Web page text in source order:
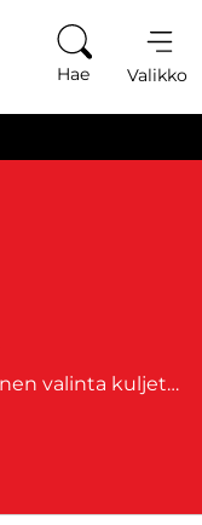
Hae Valikko
Lexus IS vaihtoautot ovat täydellinen valinta kuljettajille, jotka arvostavat sporttista suorituskykyä ja ylellistä ajokokemusta. Tämä tyylikäs sedan on tunnettu dynaamisesta muotoilustaan ja hienostuneista yksityiskohdistaan, jotka korostavat sen urheilullista luonnetta. Lexus IS vaihtoautot yhdistävät huippuluokan ajomukavuuden, laadukkaat materiaalit ja edistykselliset teknologiat, tarjoten nautinnollisen ajokokemuksen niin kaupunkiajossa kuin maantiellä. Lexus IS tarjoaa sisätiloissa korkealuokkaisen viimeistelyn ja ergonomisen muotoilun, jotka tekevät matkustamisesta mukavaa kaikille matkustajille. Varustelu sisältää muun muassa kosketusnäytön, huipputason äänentoistojärjestelmän ja kattavat turvajärjestelmät. Suorituskykyisillä moottoreillaan ja tarkalla ajotuntumallaan Lexus IS tarjoaa voimakkaan ja dynaamisen ajokokemuksen, joka sopii vaativille kuljettajille, jotka haluavat yhdistää ajonautinnon ja tyylin. Lexus IS vaihtoautot sopivat erityisesti niille, jotka arvostavat urheilullisuutta, teknologiaa ja huippuluokan varustelua. Tämä sedan tarjoaa upean ajokokemuksen ja on loistava valinta niin työmatkalaisille kuin niille, jotka etsivät ylellistä mutta käytännöllistä autoa päivittäiseen ajoon. J. Rinta-Joupilta käytetyt Lexus IS-vaihtoautot, joihin on saatavilla edullinen